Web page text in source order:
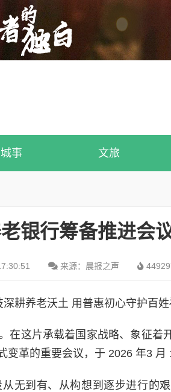
城事 文旅
银行筹备推进会
来源：晨报之声
耕养老沃土 用普惠初心守护百
在这片承载着国家战略、象征
革的重要会议，于 2026 年3 月
无到有、从构想到逐步进行的